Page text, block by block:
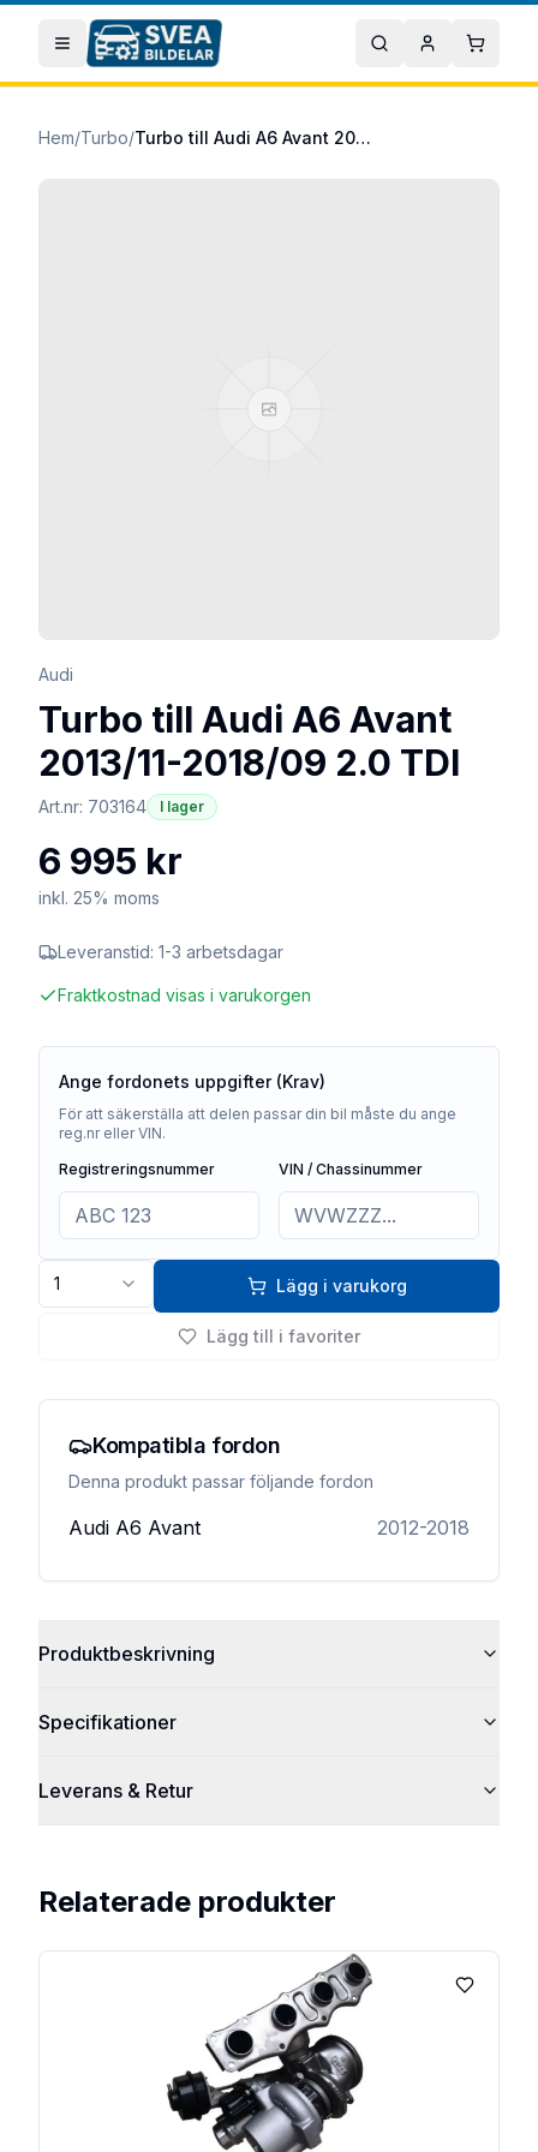
Hoppa till huvudinnehåll
Öppna meny Sök Mitt konto
Hem/Turbo/ Turbo till Audi A6 Avant 2013/11-2018/09 2.0 TDI
Audi
Turbo till Audi A6 Avant
2013/11-2018/09 2.0 TDI
Art.nr: 703164 I lager
6 995 kr
inkl. 25% moms
Leveranstid: 1-3 arbetsdagar
Fraktkostnad visas i varukorgen
Ange fordonets uppgifter (Krav)
För att säkerställa att delen passar din bil måste du ange
reg.nr eller VIN.
Registreringsnummer
VIN / Chassinummer
1 Lägg i varukorg
Lägg till i favoriter
Kompatibla fordon
Denna produkt passar följande fordon
Audi A6 Avant 2012-2018
Produktbeskrivning
Specifikationer
Leverans & Retur
Relaterade produkter
Lägg till